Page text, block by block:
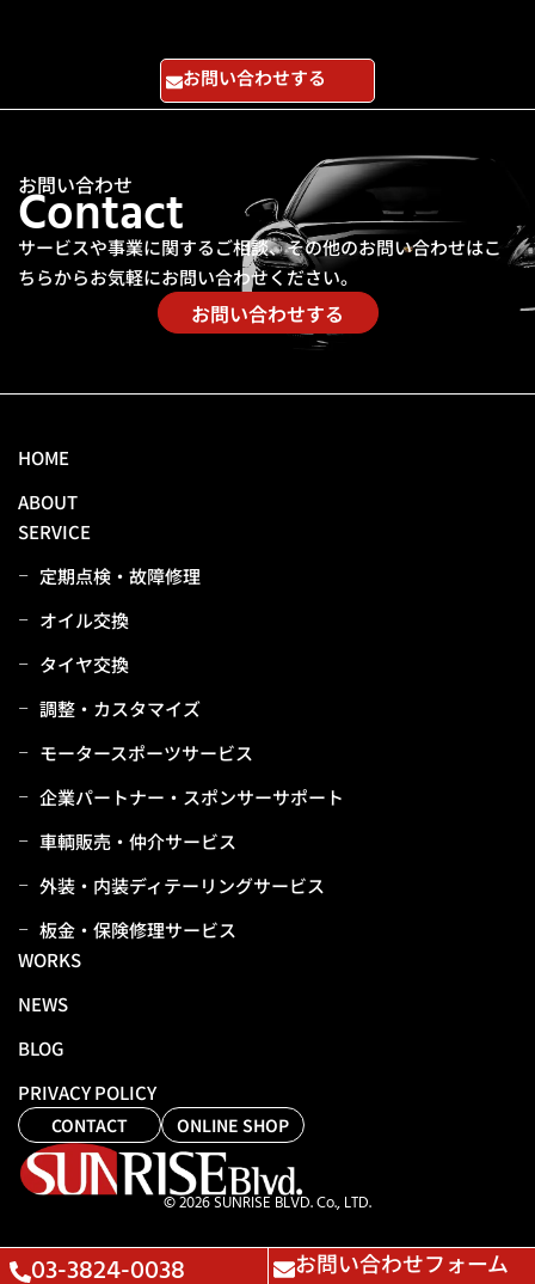
お問い合わせする
Contact
お問い合わせ
サービスや事業に関するご相談、その他のお問い合わせはこ
ちらからお気軽にお問い合わせください。
お問い合わせする
HOME
ABOUT
SERVICE
定期点検・故障修理
オイル交換
タイヤ交換
調整・カスタマイズ
モータースポーツサービス
企業パートナー・スポンサーサポート
⾞輌販売・仲介サービス
外装・内装ディテーリングサービス
板⾦・保険修理サービス
WORKS
NEWS
BLOG
PRIVACY POLICY
CONTACT ONLINE SHOP
© 2026 SUNRISE BLVD. Co., LTD.
03-3824-0038 お問い合わせフォーム